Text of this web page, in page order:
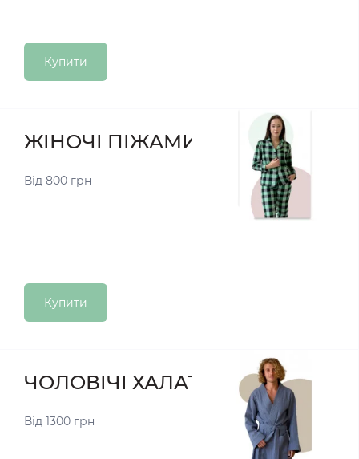
Купити
ЖІНОЧІ ПІЖАМИ
Від 800 грн
Купити
ЧОЛОВІЧІ ХАЛАТИ
Від 1300 грн